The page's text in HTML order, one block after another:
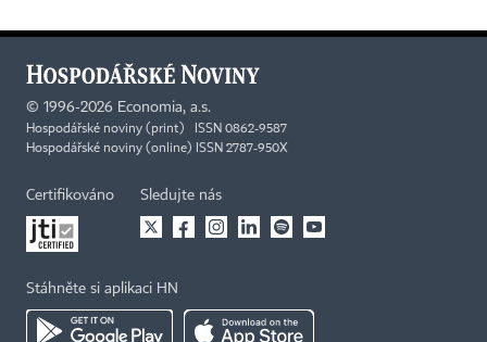
© 1996-2026 Economia, a.s.
Hospodářské noviny (print) ISSN 0862-9587
Hospodářské noviny (online) ISSN 2787-950X
Certifikováno Sledujte nás
Stáhněte si aplikaci HN